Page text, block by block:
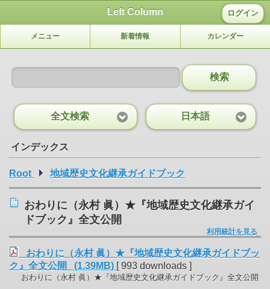
Left Column ログイン
メニュー 新着情報 カレンダー
検索
全文検索 日本語
インデックス
Root 地域歴史文化継承ガイドブック
おわりに（永村 眞）★『地域歴史文化継承ガイ
ドブック』全文公開
利用統計を見る
おわりに（永村 眞）★『地域歴史文化継承ガイドブッ
ク』全文公開 (1.39MB) [ 993 downloads ]
おわりに（永村 眞）★『地域歴史文化継承ガイドブック』全文公開